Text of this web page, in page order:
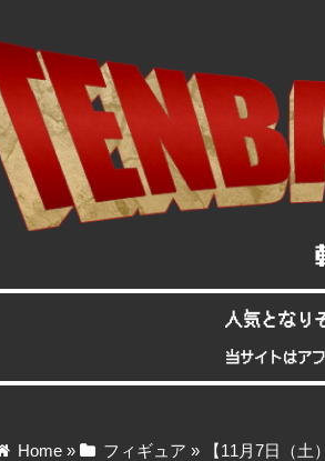
人気となり
当サイトはア
Home » フィギュア » 【11月7日（